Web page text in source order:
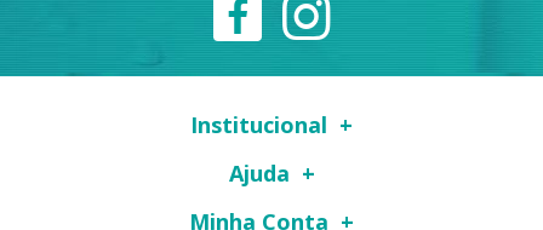
Institucional
Ajuda
Minha Conta